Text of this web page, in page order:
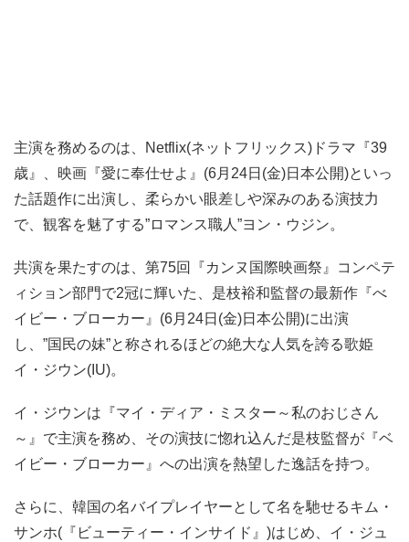
主演を務めるのは、Netflix(ネットフリックス)ドラマ『39
歳』、映画『愛に奉仕せよ』(6月24日(金)日本公開)といっ
た話題作に出演し、柔らかい眼差しや深みのある演技力
で、観客を魅了する”ロマンス職人”ヨン・ウジン。
共演を果たすのは、第75回『カンヌ国際映画祭』コンペテ
ィション部門で2冠に輝いた、是枝裕和監督の最新作『べ
イビー・ブローカー』(6月24日(金)日本公開)に出演
し、”国民の妹”と称されるほどの絶大な人気を誇る歌姫
イ・ジウン(IU)。
イ・ジウンは『マイ・ディア・ミスター～私のおじさん
～』で主演を務め、その演技に惚れ込んだ是枝監督が『ベ
イビー・ブローカー』への出演を熱望した逸話を持つ。
さらに、韓国の名バイプレイヤーとして名を馳せるキム・
サンホ(『ビューティー・インサイド』)はじめ、イ・ジュ